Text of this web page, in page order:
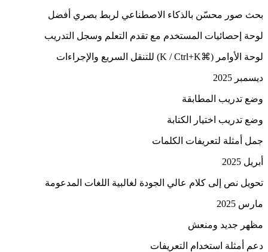
بحث صور محسّن بالذكاء الاصطناعي لربط بصري أفضل
لوحة إحصائيات المستخدم مع تقدم التعلم وسجل التدريب
لوحة الأوامر (⌘K / Ctrl+K) للتنقل السريع والإجراءات
ديسمبر 2025
وضع تدريب المطابقة
وضع تدريب اختيار الكتابة
جمل أمثلة لتعريفات الكلمات
أبريل 2025
تحويل نص إلى كلام عالي الجودة لغالبية اللغات المدعومة
مارس 2025
مظهر جديد ومنعش
دعم أمثلة استخدام التعريفات